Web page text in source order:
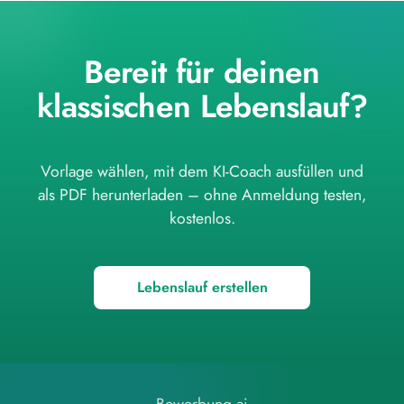
kreativer Lebenslauf
einfache Lebenslauf-Vorlage.
Bereit für deinen
klassischen Lebenslauf?
Vorlage wählen, mit dem KI-Coach ausfüllen und
als PDF herunterladen – ohne Anmeldung testen,
kostenlos.
Lebenslauf erstellen